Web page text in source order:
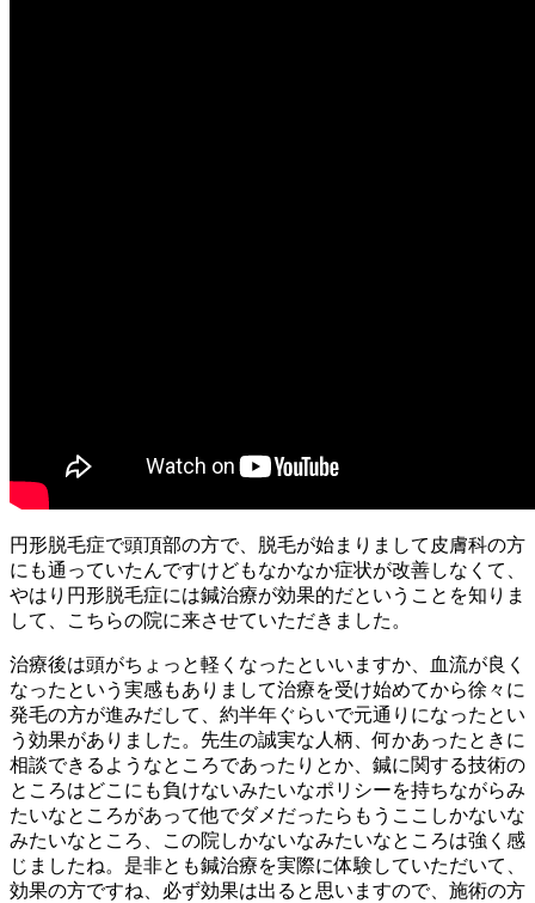
円形脱毛症で頭頂部の方で、脱毛が始まりまして皮膚科の方
にも通っていたんですけどもなかなか症状が改善しなくて、
やはり円形脱毛症には鍼治療が効果的だということを知りま
して、こちらの院に来させていただきました。
治療後は頭がちょっと軽くなったといいますか、血流が良く
なったという実感もありまして治療を受け始めてから徐々に
発毛の方が進みだして、約半年ぐらいで元通りになったとい
う効果がありました。先生の誠実な人柄、何かあったときに
相談できるようなところであったりとか、鍼に関する技術の
ところはどこにも負けないみたいなポリシーを持ちながらみ
たいなところがあって他でダメだったらもうここしかないな
みたいなところ、この院しかないなみたいなところは強く感
じましたね。是非とも鍼治療を実際に体験していただいて、
効果の方ですね、必ず効果は出ると思いますので、施術の方